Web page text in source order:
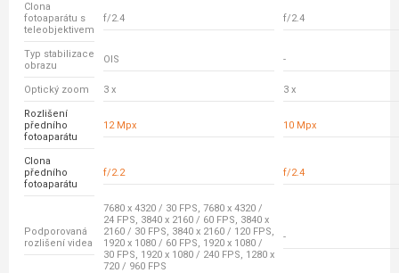
Clona
fotoaparátu s
teleobjektivem
f/2.4 f/2.4
Typ stabilizace
obrazu
OIS -
Optický zoom 3 x 3 x
Rozlišení
předního
fotoaparátu
12 Mpx 10 Mpx
Clona
předního
fotoaparátu
f/2.2 f/2.4
Podporovaná
rozlišení videa
7680 x 4320 / 30 FPS, 7680 x 4320 /
24 FPS, 3840 x 2160 / 60 FPS, 3840 x
2160 / 30 FPS, 3840 x 2160 / 120 FPS,
1920 x 1080 / 60 FPS, 1920 x 1080 /
30 FPS, 1920 x 1080 / 240 FPS, 1280 x
720 / 960 FPS
-